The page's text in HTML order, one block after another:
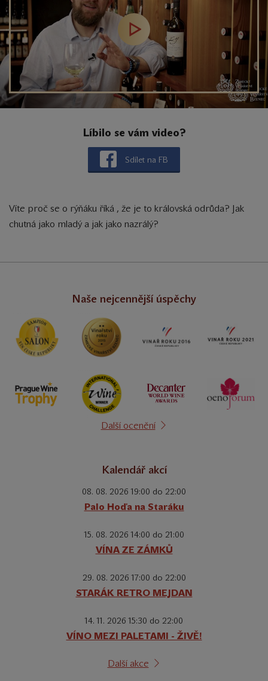
Líbilo se vám video?
Sdílet na FB
Víte proč se o rýňáku říká , že je to královská odrůda? Jak
chutná jako mladý a jak jako nazrálý?
Naše nejcennější úspěchy
Další ocenění
Kalendář akcí
08. 08. 2026 19:00 do 22:00
Palo Hoďa na Staráku
15. 08. 2026 14:00 do 21:00
VÍNA ZE ZÁMKŮ
29. 08. 2026 17:00 do 22:00
STARÁK RETRO MEJDAN
14. 11. 2026 15:30 do 22:00
VÍNO MEZI PALETAMI - ŽIVĚ!
Další akce